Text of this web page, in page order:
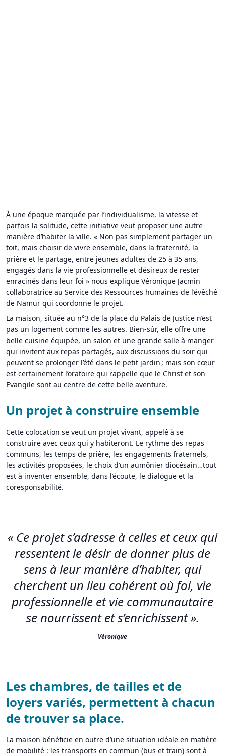
À une époque marquée par l’individualisme, la vitesse et
parfois la solitude, cette initiative veut proposer une autre
manière d’habiter la ville. « Non pas simplement partager un
toit, mais choisir de vivre ensemble, dans la fraternité, la
prière et le partage, entre jeunes adultes de 25 à 35 ans,
engagés dans la vie professionnelle et désireux de rester
enracinés dans leur foi » nous explique Véronique Jacmin
collaboratrice au Service des Ressources humaines de l’évêché
de Namur qui coordonne le projet.
La maison, située au n°3 de la place du Palais de Justice n’est
pas un logement comme les autres. Bien-sûr, elle offre une
belle cuisine équipée, un salon et une grande salle à manger
qui invitent aux repas partagés, aux discussions du soir qui
peuvent se prolonger l’été dans le petit jardin ; mais son cœur
est certainement l’oratoire qui rappelle que le Christ et son
Evangile sont au centre de cette belle aventure.
Un projet à construire ensemble
Cette colocation se veut un projet vivant, appelé à se
construire avec ceux qui y habiteront. Le rythme des repas
communs, les temps de prière, les engagements fraternels,
les activités proposées, le choix d’un aumônier diocésain…tout
est à inventer ensemble, dans l’écoute, le dialogue et la
coresponsabilité.
« Ce projet s’adresse à celles et ceux qui
ressentent le désir de donner plus de
sens à leur manière d’habiter, qui
cherchent un lieu cohérent où foi, vie
professionnelle et vie communautaire
se nourrissent et s’enrichissent ».
Véronique
Les chambres, de tailles et de
loyers variés, permettent à chacun
de trouver sa place.
La maison bénéficie en outre d’une situation idéale en matière
de mobilité : les transports en commun (bus et train) sont à